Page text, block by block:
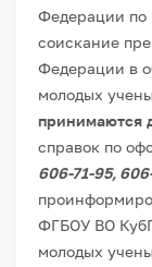
Федерации по
соискание
Федерации в
молодых
принимаются
справок по
606-71-95,
ФГБОУ ВО
молодых